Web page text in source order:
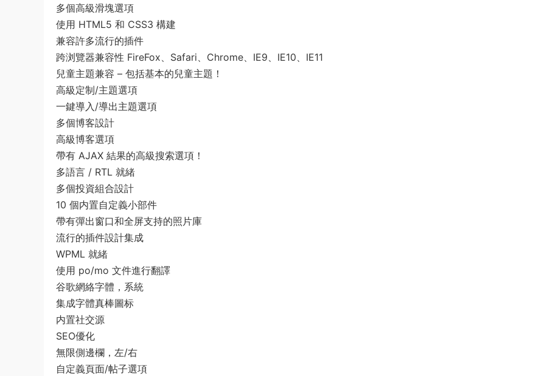
多個高級滑塊選項
使用 HTML5 和 CSS3 構建
兼容許多流行的插件
跨浏覽器兼容性 FireFox、Safari、Chrome、IE9、IE10、IE11
兒童主題兼容 – 包括基本的兒童主題！
高級定制/主題選項
一鍵導入/導出主題選項
多個博客設計
高級博客選項
帶有 AJAX 結果的高級搜索選項！
多語言 / RTL 就緒
多個投資組合設計
10 個内置自定義小部件
帶有彈出窗口和全屏支持的照片庫
流行的插件設計集成
WPML 就緒
使用 po/mo 文件進行翻譯
谷歌網絡字體，系統
集成字體真棒圖标
内置社交源
SEO優化
無限側邊欄，左/右
自定義頁面/帖子選項